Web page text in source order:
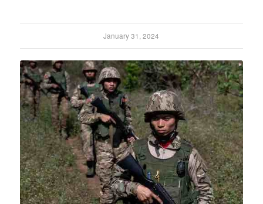
January 31, 2024